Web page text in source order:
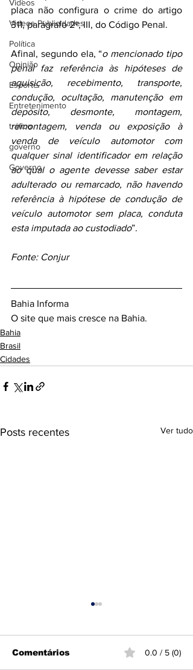
Videos
Videos Publicidades
Política
Opinião
Esporte
Entretenimento
tráfico
governo
Governo
placa não configura o crime do artigo
311, parágrafo 2º, III, do Código Penal.
Afinal, segundo ela, “o mencionado tipo
penal faz referência às hipóteses de
aquisição, recebimento, transporte,
condução, ocultação, manutenção em
depósito, desmonte, montagem,
remontagem, venda ou exposição à
venda de veículo automotor com
qualquer sinal identificador em relação
ao qual o agente devesse saber estar
adulterado ou remarcado, não havendo
referência à hipótese de condução de
veículo automotor sem placa, conduta
esta imputada ao custodiado”.
Fonte: Conjur
Bahia Informa
O site que mais cresce na Bahia.
Bahia
Brasil
Cidades
Posts recentes Ver tudo
Comentários 0.0 / 5 (0)